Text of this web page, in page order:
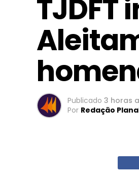
TJDFT
Publicado 3 horas
Por Redação